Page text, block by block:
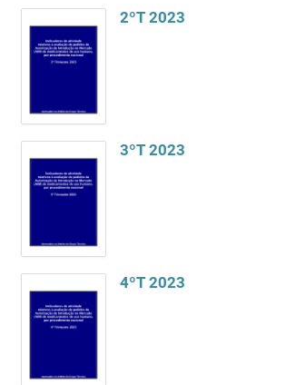
2ºT 2023
3ºT 2023
4ºT 2023